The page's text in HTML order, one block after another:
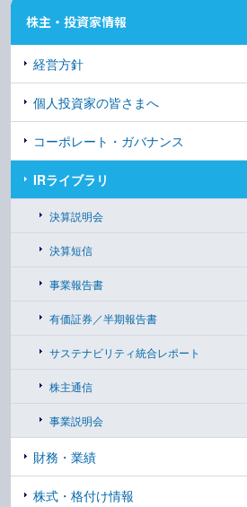
株主・投資家情報
経営方針
個人投資家の皆さまへ
コーポレート・ガバナンス
IRライブラリ
決算説明会
決算短信
事業報告書
有価証券／半期報告書
サステナビリティ統合レポート
株主通信
事業説明会
財務・業績
株式・格付け情報